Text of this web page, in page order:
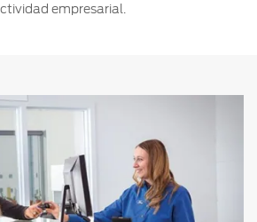
empresarial.